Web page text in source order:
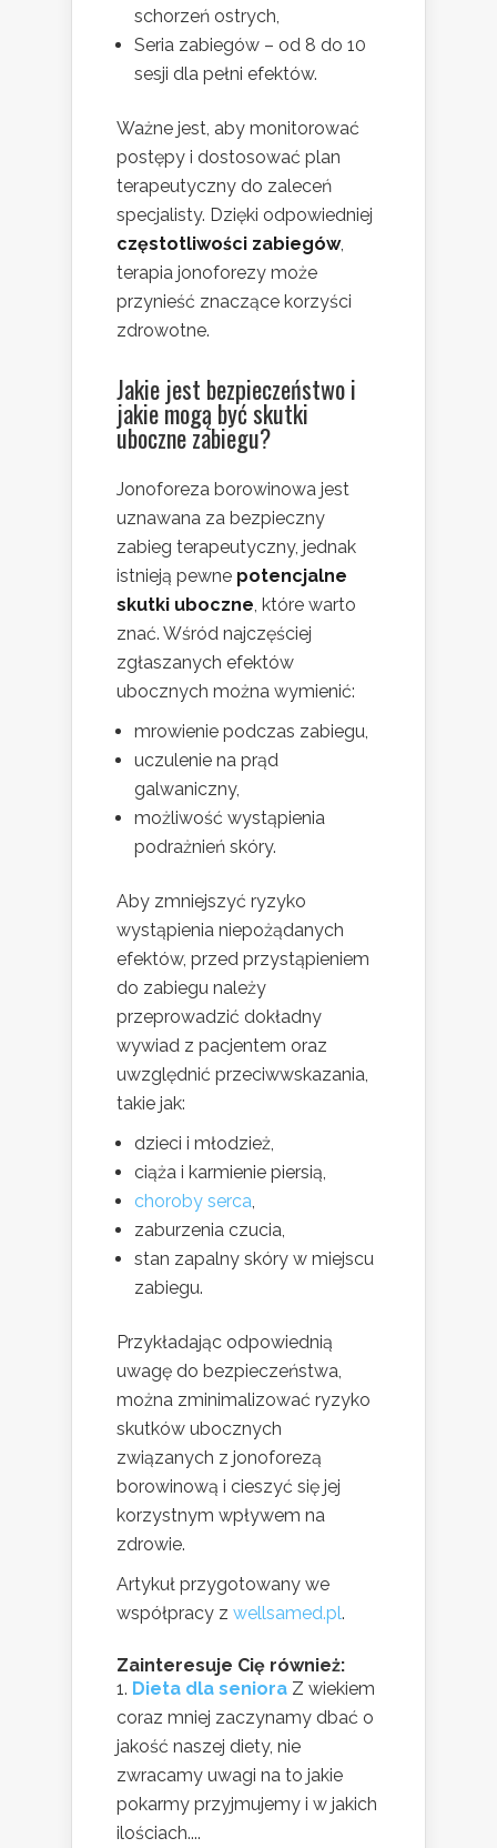
schorzeń ostrych,
Seria zabiegów – od 8 do 10
sesji dla pełni efektów.
Ważne jest, aby monitorować
postępy i dostosować plan
terapeutyczny do zaleceń
specjalisty. Dzięki odpowiedniej
częstotliwości zabiegów,
terapia jonoforezy może
przynieść znaczące korzyści
zdrowotne.
Jakie jest bezpieczeństwo i
jakie mogą byćskutki
uboczne zabiegu?
Jonoforeza borowinowa jest
uznawana za bezpieczny
zabieg terapeutyczny, jednak
istnieją pewne potencjalne
skutki uboczne, które warto
znać. Wśród najczęściej
zgłaszanych efektów
ubocznych można wymienić:
mrowienie podczas zabiegu,
uczulenie na prąd
galwaniczny,
możliwość wystąpienia
podrażnień skóry.
Aby zmniejszyć ryzyko
wystąpienia niepożądanych
efektów, przed przystąpieniem
do zabiegu należy
przeprowadzić dokładny
wywiad z pacjentem oraz
uwzględnić przeciwwskazania,
takie jak:
dzieci i młodzież,
ciąża i karmienie piersią,
choroby serca,
zaburzenia czucia,
stan zapalny skóry w miejscu
zabiegu.
Przykładając odpowiednią
uwagę do bezpieczeństwa,
można zminimalizować ryzyko
skutków ubocznych
związanych z jonoforezą
borowinową i cieszyć się jej
korzystnym wpływem na
zdrowie.
Artykuł przygotowany we
współpracy z wellsamed.pl.
Zainteresuje Cię również:
Dieta dla seniora Z wiekiem
coraz mniej zaczynamy dbać o
jakość naszej diety, nie
zwracamy uwagi na to jakie
pokarmy przyjmujemy i w jakich
ilościach....